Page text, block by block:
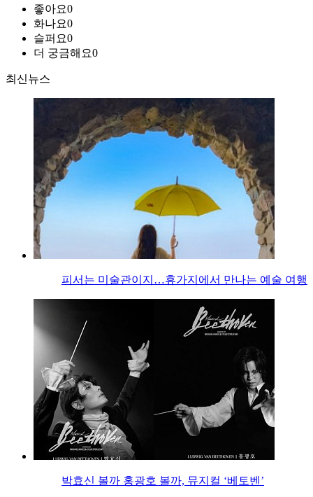
좋아요0
화나요0
슬퍼요0
더 궁금해요0
최신뉴스
피서는 미술관이지…휴가지에서 만나는 예술 여행
박효신 볼까 홍광호 볼까, 뮤지컬 ‘베토벤’